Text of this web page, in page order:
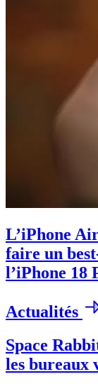
L’iPhone
faire un
l’iPhone 18
Actualités
Space
les bureaux